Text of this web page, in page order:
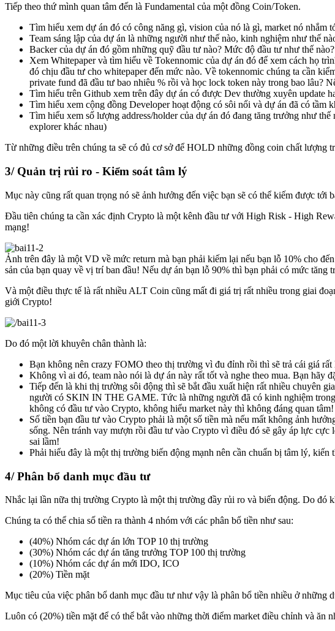
Tiếp theo thứ mình quan tâm đến là Fundamental của một đồng Coin/Token.
Tìm hiểu xem dự án đó có công năng gì, vision của nó là gì, market nó
Team sáng lập của dự án là những người như thế nào, kinh nghiệm như thế
Backer của dự án đó gồm những quỹ đầu tư nào? Mức độ đầu tư như thế
Xem Whitepaper và tìm hiểu về Tokennomic của dự án đó để xem cách họ
đó chịu đầu tư cho whitepaper đến mức nào. Về tokennomic chúng ta cần
private fund đã đầu tư bao nhiêu % rồi và học lock token này trong bao lâu?
Tìm hiểu trên Github xem trên đây dự án có được Dev thường xuyên update
Tìm hiểu xem cộng đồng Developer hoạt động có sôi nổi và dự án đã có tầm
​Tìm hiểu xem số lượng address/holder của dự án đó đang tăng trưởng như
explorer khác nhau)
Từ những điều trên chúng ta sẽ có đủ cơ sở để HOLD những đồng coin chất lượng
3/ Quản trị rủi ro - Kiểm soát tâm lý
Mục này cũng rất quan trọng nó sẽ ảnh hưởng đến việc bạn sẽ có thể kiếm được tới
Đầu tiên chúng ta cần xác định Crypto là một kênh đầu tư với High Risk - High
mạng!
Ảnh trên đây là một VD về mức return mà bạn phải kiếm lại nếu bạn lỗ 10% cho
sản của bạn quay về vị trí ban đầu! Nếu dự án bạn lỗ 90% thì bạn phải có mức tăng
Và một điều thực tế là rất nhiều ALT Coin cũng mất đi giá trị rất nhiều trong giai
giới Crypto!
Do đó một lời khuyên chân thành là:
Bạn không nên crazy FOMO theo thị trường vì đu đỉnh rồi thì sẽ trả cái giá
Không vì ai đó, team nào nói là dự án này rất tốt và nghe theo mua. Bạn hãy
Tiếp đến là khi thị trường sôi động thì sẽ bắt đầu xuất hiện rất nhiều chuyên
người có SKIN IN THE GAME. Tức là những người đã có kinh nghiệm
không có đầu tư vào Crypto, không hiểu market này thì không đáng quan tâm!
Số tiền bạn đầu tư vào Crypto phải là một số tiền mà nếu mất không ảnh
sống. Nên tránh vay mượn rồi đầu tư vào Crypto vì điều đó sẽ gây áp lực
sai lầm!
Phải hiểu đây là một thị trường biến động mạnh nên cần chuẩn bị tâm lý,
4/ Phân bổ danh mục đầu tư
Nhắc lại lần nữa thị trường Crypto là một thị trường đầy rủi ro và biến động. Do đó
Chúng ta có thể chia số tiền ra thành 4 nhóm với các phân bổ tiền như sau:
(40%) Nhóm các dự án lớn TOP 10 thị trường
(30%) Nhóm các dự án tăng trưởng TOP 100 thị trường
(10%) Nhóm các dự án mới IDO, ICO
(20%) Tiền mặt
Mục tiêu của việc phân bổ danh mục đầu tư như vậy là phân bổ tiền nhiều ở
Luôn có (20%) tiền mặt để có thể bắt vào những thời điểm market điều chỉnh và